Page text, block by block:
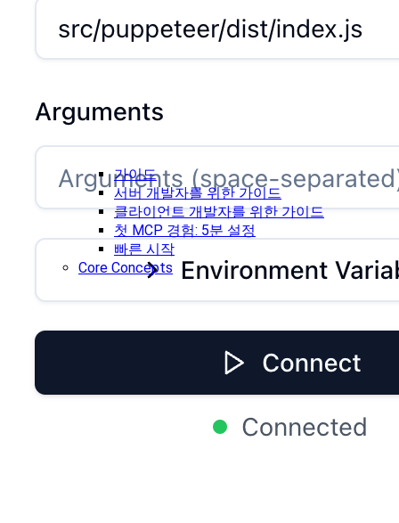
가이드
서버 개발자를 위한 가이드
클라이언트 개발자를 위한 가이드
첫 MCP 경험: 5분 설정
빠른 시작
Core Concepts